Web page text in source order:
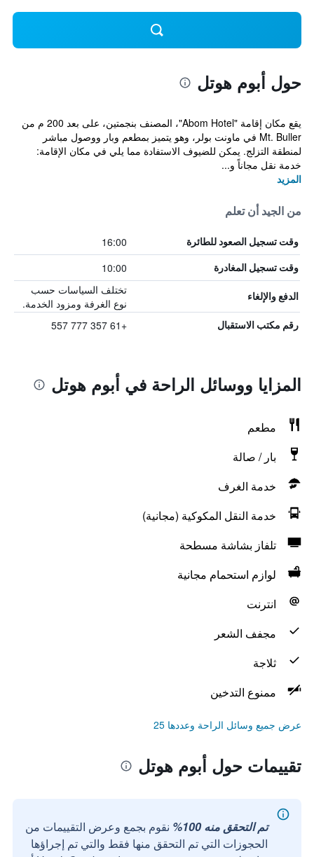
حول أبوم هوتل
يقع مكان إقامة "Abom Hotel"، المصنف بنجمتين، على بعد 200 م من
Mt. Buller في ماونت بولر، وهو يتميز بمطعم وبار ووصول مباشر
لمنطقة التزلج. يمكن للضيوف الاستفادة مما يلي في مكان الإقامة:
خدمة نقل مجاناً و...
المزيد
من الجيد أن تعلم
وقت تسجيل الصعود للطائرة 16:00
وقت تسجيل المغادرة 10:00
الدفع والإلغاء
تختلف السياسات حسب
نوع الغرفة ومزود الخدمة.
رقم مكتب الاستقبال +61 357 777 557
المزايا ووسائل الراحة في أبوم هوتل
مطعم
بار / صالة
خدمة الغرف
خدمة النقل المكوكية (مجانية)
تلفاز بشاشة مسطحة
لوازم استحمام مجانية
انترنت
مجفف الشعر
ثلاجة
ممنوع التدخين
عرض جميع وسائل الراحة وعددها 25
تقييمات حول أبوم هوتل
تم التحقق منه 100%
نقوم بجمع وعرض التقييمات من
الحجوزات التي تم التحقق منها فقط والتي تم إجراؤها